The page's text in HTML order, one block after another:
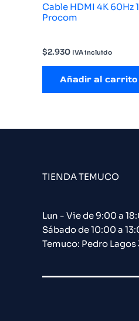
Cable HDMI 4K 60Hz
Procom
$2.930 IVA incluido
Añadir al carrito
TIENDA TEMUCO
Lun - Vie de 9:00 a
Sábado de 10:00 a
Temuco: Pedro Lagos